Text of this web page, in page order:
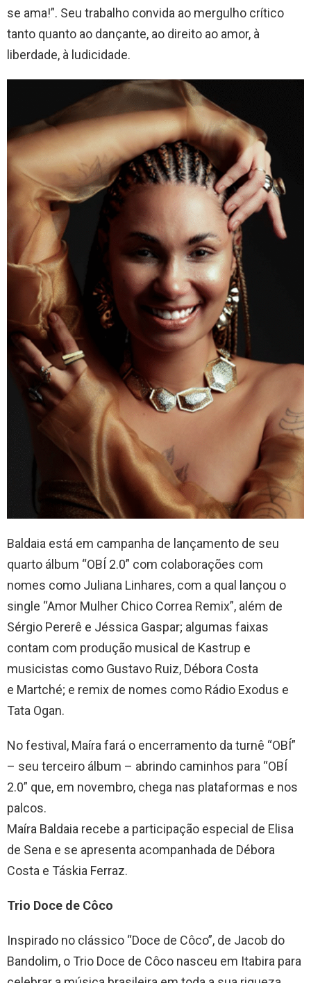
se ama!”. Seu trabalho convida ao mergulho crítico
tanto quanto ao dançante, ao direito ao amor, à
liberdade, à ludicidade.
Baldaia está em campanha de lançamento de seu
quarto álbum “OBÍ 2.0” com colaborações com
nomes como Juliana Linhares, com a qual lançou o
single “Amor Mulher Chico Correa Remix”, além de
Sérgio Pererê e Jéssica Gaspar; algumas faixas
contam com produção musical de Kastrup e
musicistas como Gustavo Ruiz, Débora Costa
e Martché; e remix de nomes como Rádio Exodus e
Tata Ogan.
No festival, Maíra fará o encerramento da turnê “OBÍ”
– seu terceiro álbum – abrindo caminhos para “OBÍ
2.0” que, em novembro, chega nas plataformas e nos
palcos.
Maíra Baldaia recebe a participação especial de Elisa
de Sena e se apresenta acompanhada de Débora
Costa e Táskia Ferraz.
Trio Doce de Côco
Inspirado no clássico “Doce de Côco”, de Jacob do
Bandolim, o Trio Doce de Côco nasceu em Itabira para